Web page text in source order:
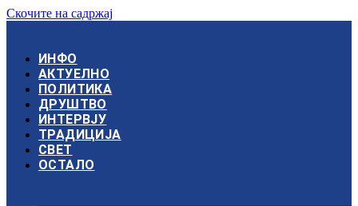
Скочите на садржај
ИНФО
АКТУЕЛНО
ПОЛИТИКА
ДРУШТВО
ИНТЕРВЈУ
ТРАДИЦИЈА
СВЕТ
ОСТАЛО